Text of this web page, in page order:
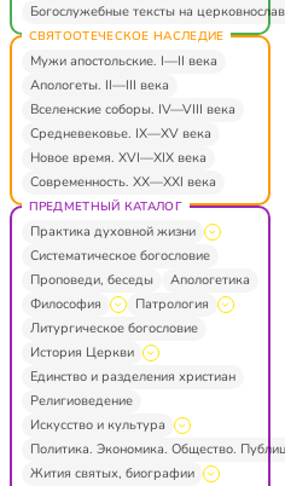
Богослужебные тексты на
СВЯТООТЕЧЕСКОЕ НАСЛЕДИЕ
Мужи апостольские. I—II века
Апологеты. II—III века
Вселенские соборы. IV—VIII века
Средневековье. IX—XV века
Новое время. XVI—XIX века
Современность. XX—XXI века
ПРЕДМЕТНЫЙ КАТАЛОГ
Практика духовной жизни
Систематическое богословие
Проповеди, беседы
Апологетика
Философия
Патрология
Литургическое богословие
История Церкви
Единство и разделения христиан
Религиоведение
Искусство и культура
Политика. Экономика. Общество.
Жития святых, биографии